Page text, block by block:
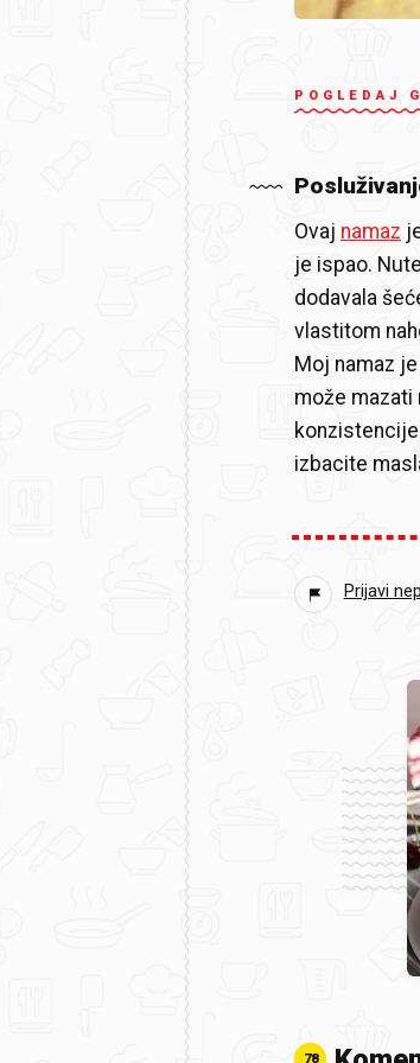
POGLEDAJ
Ovaj namaz
je ispao.
dodavala
vlastitom
Moj namaz
može mazati
izbacite
Prijavi
78